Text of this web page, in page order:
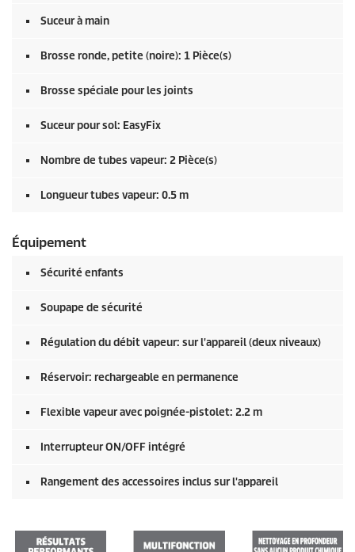
Suceur à main
Brosse ronde, petite (noire): 1 Pièce(s)
Brosse spéciale pour les joints
Suceur pour sol: EasyFix
Nombre de tubes vapeur: 2 Pièce(s)
Longueur tubes vapeur: 0.5 m
Équipement
Sécurité enfants
Soupape de sécurité
Régulation du débit vapeur: sur l'appareil (deux niveaux)
Réservoir: rechargeable en permanence
Flexible vapeur avec poignée-pistolet: 2.2 m
Interrupteur ON/OFF intégré
Rangement des accessoires inclus sur l'appareil